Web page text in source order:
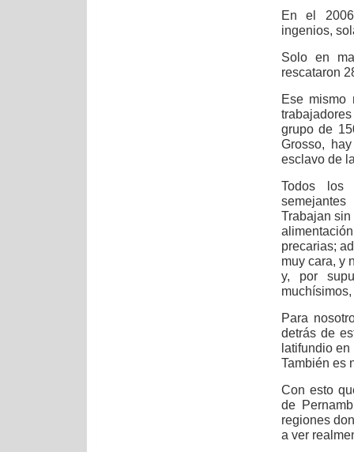
En el
ingenios,
Solo en
rescataron
Ese mismo
grupo de
Grosso,
esclavo de
Todos los
Trabajan
precarias;
muy cara, y
y, por
Para
detrás de
latifundio en
También es
Con esto
de
regiones
a ver